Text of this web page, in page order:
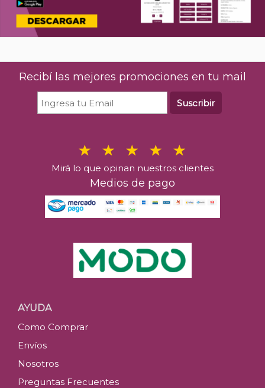
Recibí las mejores promociones en tu mail
Suscribir
Mirá lo que opinan nuestros clientes
Medios de pago
AYUDA
Como Comprar
Envíos
Nosotros
Preguntas Frecuentes